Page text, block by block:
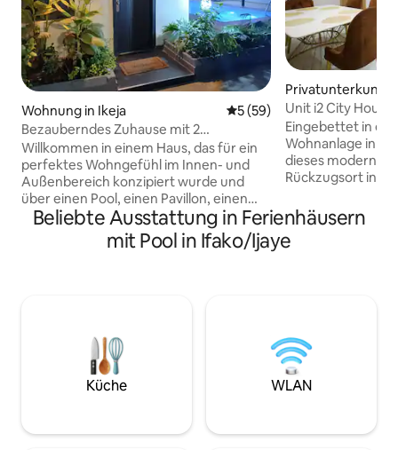
Wohnung in Ikeja Durchschnittliche
5 (59)
Bezauberndes Zuhause mit 2
Schlafzimmern, Pool, Fitnessraum und
schnellem WLAN
Willkommen in einem Haus, das für ein
perfektes Wohngefühl im Innen- und
Außenbereich konzipiert wurde und
über einen Pool, einen Pavillon, einen
Waschraum, eine TV-Bar und einen
kompakten Fitnessbereich für leichte
Workouts verfügt. Im Inneren erwartet
und hervorragendem Wasserdruck. Die
Küche ist mit Kochplatten und einer
Dunstabzugshaube ausgestattet. Das
WLAN ist schnell und kabelgebunden,
und ein Portier stehen dir jederzeit zur
Privatunterkunft
Unit i2 City
Eingebettet in
Wohnanlage in
dieses moderne
Rückzugsort in
einem Pool und
stilvollen
pulsierende
20 Minuten
perfekt für
Zwischenstopp
Beliebte Ausstattung in Ferienhäusern
mit Pool in Ifako/Ijaye
Küche WLAN